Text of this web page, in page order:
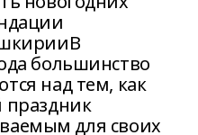
большинство
над тем, как
праздник
для своих